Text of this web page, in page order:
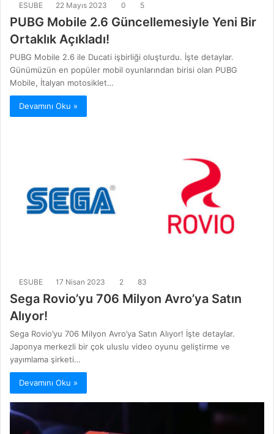
ESUBE 22 Mayıs 2023 0 5
PUBG Mobile 2.6 Güncellemesiyle Yeni Bir
Ortaklık Açıkladı!
PUBG Mobile 2.6 ile Ducati işbirliği oluşturdu. İşte detaylar.
Günümüzün en popüler mobil oyunlarından birisi olan PUBG
Mobile, İtalyan motosiklet…
Devamını Oku »
ESUBE 17 Nisan 2023 2 83
Sega Rovio’yu 706 Milyon Avro’ya Satın
Alıyor!
Sega Rovio’yu 706 Milyon Avro’ya Satın Alıyor! İşte detaylar.
Japonya merkezli bir çok uluslu video oyunu geliştirme ve
yayımlama şirketi…
Devamını Oku »